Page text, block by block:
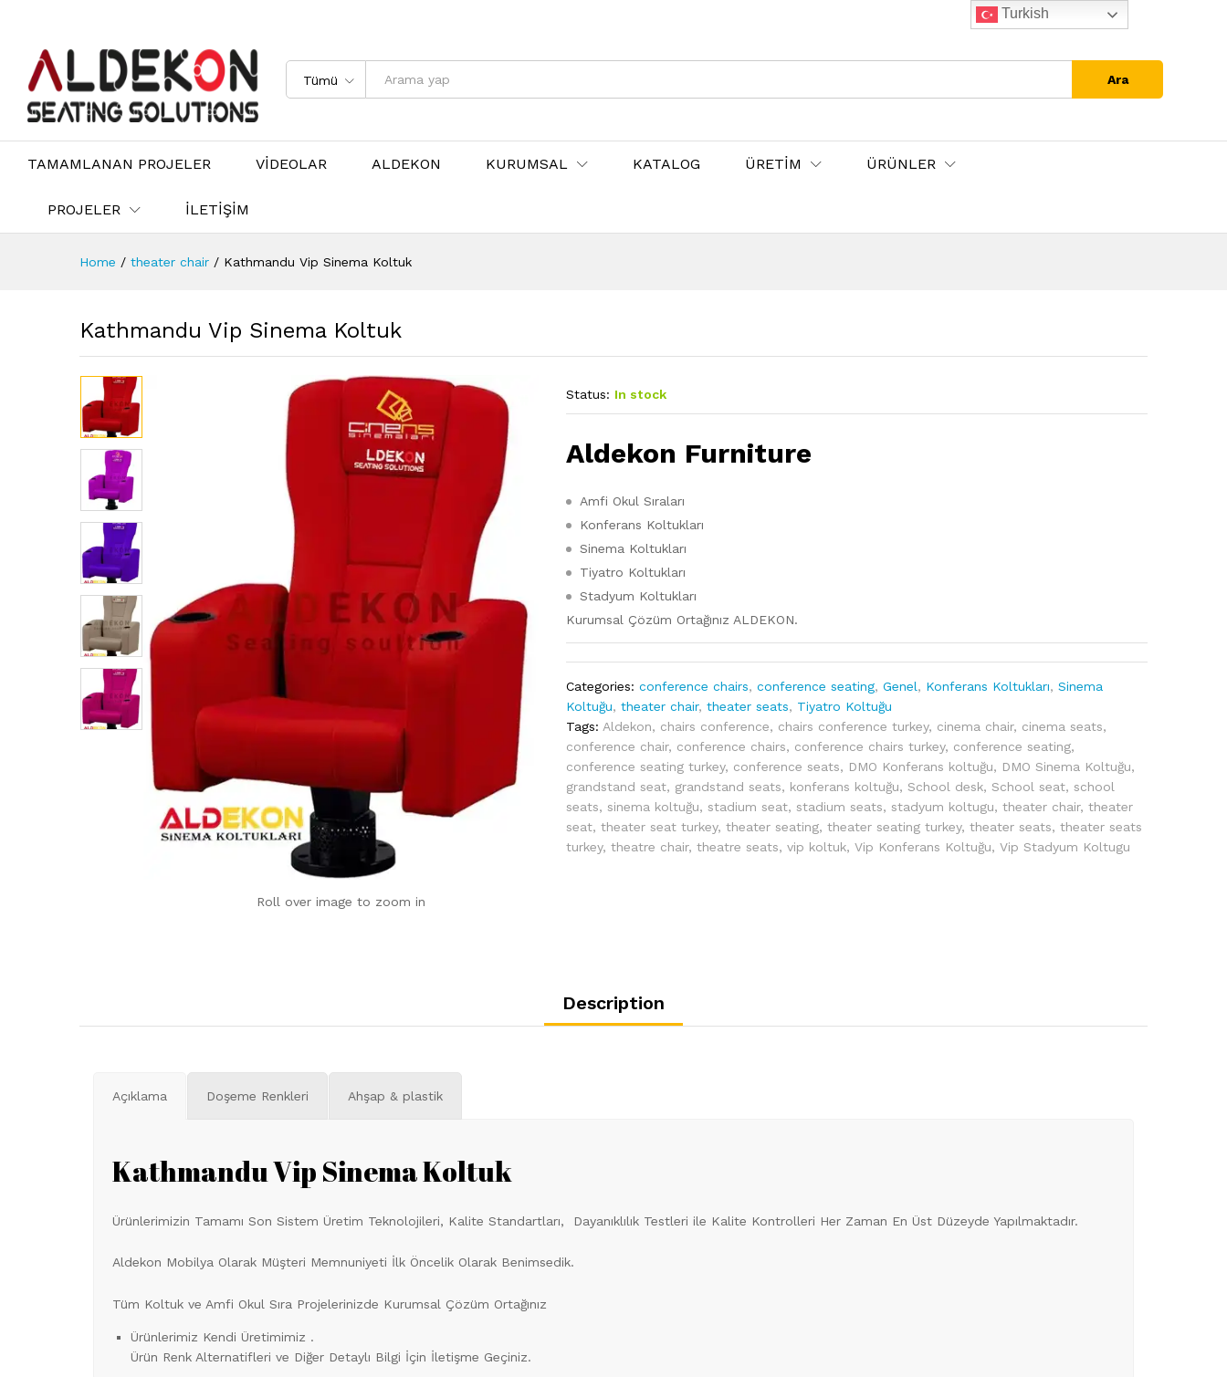
Tümü Ara
TAMAMLANAN PROJELER VİDEOLAR ALDEKON KURUMSAL KATALOG ÜRETİM ÜRÜNLER
PROJELER İLETİŞİM
Home / theater chair / Kathmandu Vip Sinema Koltuk
Kathmandu Vip Sinema Koltuk
Roll over image to zoom in
Status: In stock
Aldekon Furniture
Amfi Okul Sıraları
Konferans Koltukları
Sinema Koltukları
Tiyatro Koltukları
Stadyum Koltukları
Kurumsal Çözüm Ortağınız ALDEKON.
Categories:conference chairs,conference seating,Genel, Konferans Koltukları,Sinema
Koltuğu,theater chair,theater seats, Tiyatro Koltuğu
Tags: Aldekon, chairs conference, chairs conference turkey, cinema chair, cinema seats,
conference chair, conference chairs, conference chairs turkey, conference seating,
conference seating turkey, conference seats, DMO Konferans koltuğu, DMO Sinema Koltuğu,
grandstand seat, grandstand seats, konferans koltuğu,School desk,School seat,school
seats,sinema koltuğu,stadium seat,stadium seats,stadyum koltugu,theater chair,theater
seat,theater seat turkey,theater seating,theater seating turkey,theater seats,theater seats
turkey,theatre chair,theatre seats,vip koltuk,Vip Konferans Koltuğu,Vip Stadyum Koltugu
Description
Açıklama Doşeme Renkleri Ahşap & plastik
Kathmandu Vip Sinema Koltuk
Ürünlerimizin Tamamı Son Sistem Üretim Teknolojileri, Kalite Standartları, Dayanıklılık Testleri ile Kalite Kontrolleri Her Zaman En Üst Düzeyde Yapılmaktadır.
Aldekon Mobilya Olarak Müşteri Memnuniyeti İlk Öncelik Olarak Benimsedik.
Tüm Koltuk ve Amfi Okul Sıra Projelerinizde Kurumsal Çözüm Ortağınız
Ürünlerimiz Kendi Üretimimiz .
Ürün Renk Alternatifleri ve Diğer Detaylı Bilgi İçin İletişme Geçiniz.
Turkish